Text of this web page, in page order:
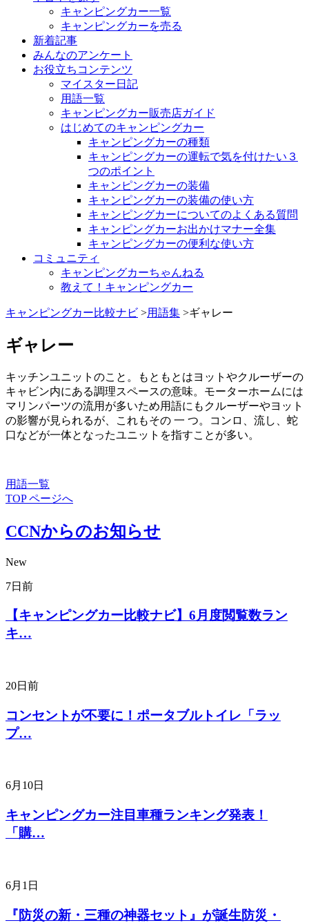
キャンピングカー一覧
キャンピングカーを売る
新着記事
みんなのアンケート
お役立ちコンテンツ
マイスター日記
用語一覧
キャンピングカー販売店ガイド
はじめてのキャンピングカー
キャンピングカーの種類
キャンピングカーの運転で気を付けたい３
つのポイント
キャンピングカーの装備
キャンピングカーの装備の使い方
キャンピングカーについてのよくある質問
キャンピングカーお出かけマナー全集
キャンピングカーの便利な使い方
コミュニティ
キャンピングカーちゃんねる
教えて！キャンピングカー
キャンピングカー比較ナビ >用語集 >ギャレー
ギャレー
キッチンユニットのこと。もともとはヨットやクルーザーの
キャビン内にある調理スペースの意味。モーターホームには
マリンパーツの流用が多いため用語にもクルーザーやヨット
の影響が見られるが、これもその 一 つ。コンロ、流し、蛇
口などが一体となったユニットを指すことが多い。
用語一覧
TOP ページへ
CCNからのお知らせ
New
7日前
【キャンピングカー比較ナビ】6月度閲覧数ラン
キ…
20日前
コンセントが不要に！ポータブルトイレ「ラッ
プ…
6月10日
キャンピングカー注目車種ランキング発表！
「購…
6月1日
『防災の新・三種の神器セット』が誕生防災・